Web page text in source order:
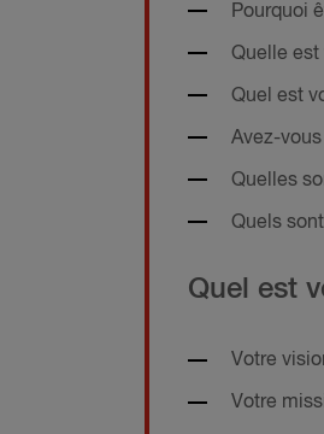
Pourquoi
Quelle est
Quel est
Avez-
Quelles
Quels
Quel est
Votre
Votre